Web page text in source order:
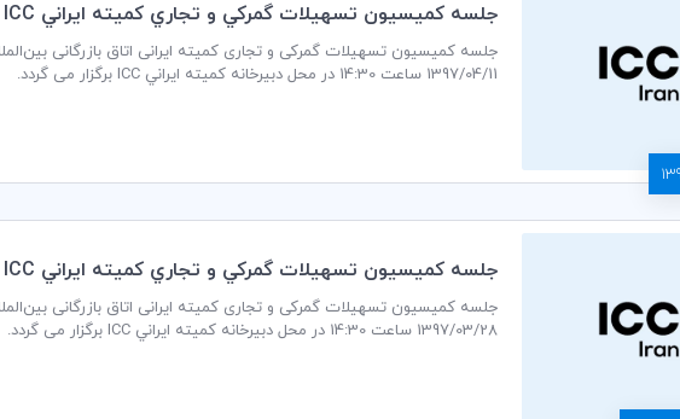
جلسه كميسيون تسهيلات گمركي و تجاري كميته ايراني ICC
1397/04/11 ساعت 14:30 در محل دبیرخانه كميته ايراني ICC برگزار می گردد.
جلسه كميسيون تسهيلات گمركي و تجاري كميته ايراني ICC
1397/03/28 ساعت 14:30 در محل دبیرخانه كميته ايراني ICC برگزار می گردد.